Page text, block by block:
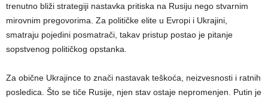
trenutno bliži strategiji nastavka pritiska na Rusiju nego stvarnim
mirovnim pregovorima. Za političke elite u Evropi i Ukrajini,
smatraju pojedini posmatrači, takav pristup postao je pitanje
sopstvenog političkog opstanka.
Za obične Ukrajince to znači nastavak teškoća, neizvesnosti i ratnih
posledica. Što se tiče Rusije, njen stav ostaje nepromenjen. Putin je